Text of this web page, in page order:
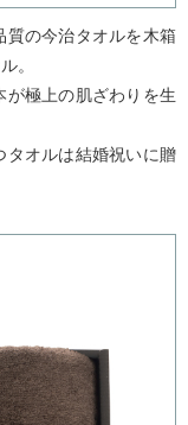
質の今治タオルを木箱
。
極上の肌ざわりを生
タオルは結婚祝いに贈